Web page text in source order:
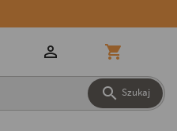
 Szukaj
 